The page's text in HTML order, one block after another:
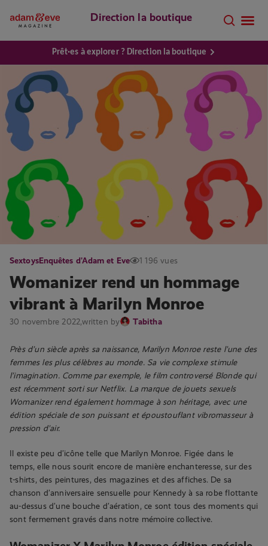
Direction la boutique
Prêt·es à explorer ? Direction la boutique
SextoysEnquêtes d'Adam et Eve 1 196 vues
Womanizer rend un hommage
vibrant à Marilyn Monroe
30 novembre 2022,written by Tabitha
Près d’un siècle après sa naissance, Marilyn Monroe reste l’une des
femmes les plus célèbres au monde. Sa vie complexe stimule
l’imagination. Comme par exemple, le film controversé Blonde qui
est récemment sorti sur Netflix. La marque de jouets sexuels
Womanizer rend également hommage à son héritage, avec une
édition spéciale de son puissant et époustouflant vibromasseur à
pression d’air.
Il existe peu d’icône telle que Marilyn Monroe. Figée dans le
temps, elle nous sourit encore de manière enchanteresse, sur des
t-shirts, des peintures, des magazines et des affiches. De sa
chanson d’anniversaire sensuelle pour Kennedy à sa robe flottante
au-dessus d’une bouche d’aération, ce sont tous des moments qui
sont fermement gravés dans notre mémoire collective.